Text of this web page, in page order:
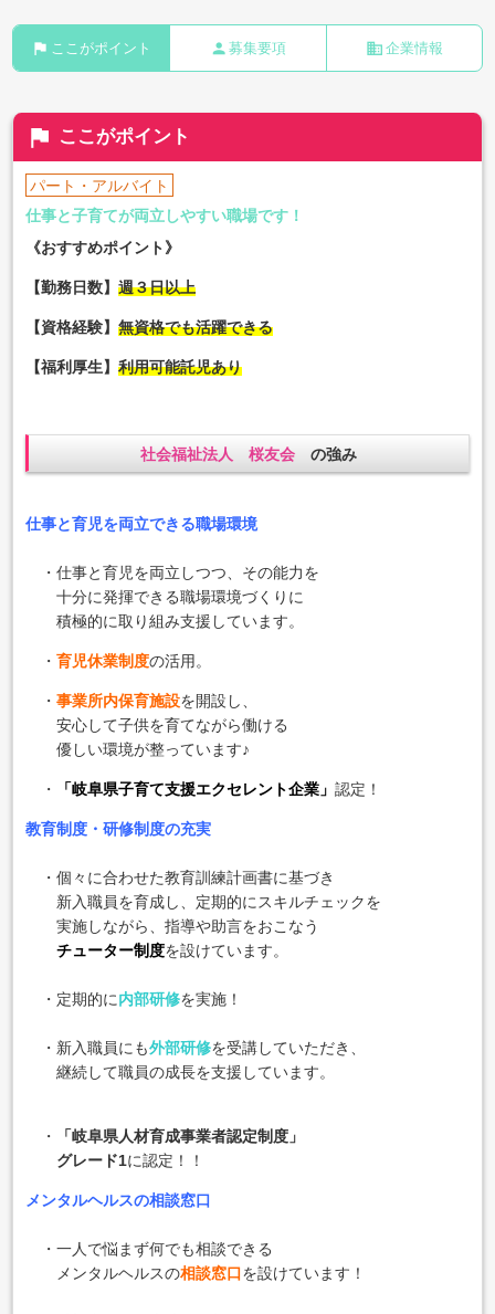
flag ここがポイント person 募集要項 business 企業情報
flag ここがポイント
パート・アルバイト
仕事と子育てが両立しやすい職場です！
《おすすめポイント》
【勤務日数】週３日以上
【資格経験】無資格でも活躍できる
【福利厚生】利用可能託児あり
社会福祉法人 桜友会 の強み
仕事と育児を両立できる職場環境
・仕事と育児を両立しつつ、その能力を
十分に発揮できる職場環境づくりに
積極的に取り組み支援しています。
・育児休業制度の活用。
・事業所内保育施設を開設し、
安心して子供を育てながら働ける
優しい環境が整っています♪
・ 「岐阜県子育て支援エクセレント企業」認定！
教育制度・研修制度の充実
・個々に合わせた教育訓練計画書に基づき
新入職員を育成し、定期的にスキルチェックを
実施しながら、指導や助言をおこなう
チューター制度を設けています。
・定期的に内部研修を実施！
・新入職員にも外部研修を受講していただき、
継続して職員の成長を支援しています。
・
「岐阜県人材育成事業者認定制度」
グレード1に認定！！
メンタルヘルスの相談窓口
・一人で悩まず何でも相談できる
メンタルヘルスの相談窓口を設けています！